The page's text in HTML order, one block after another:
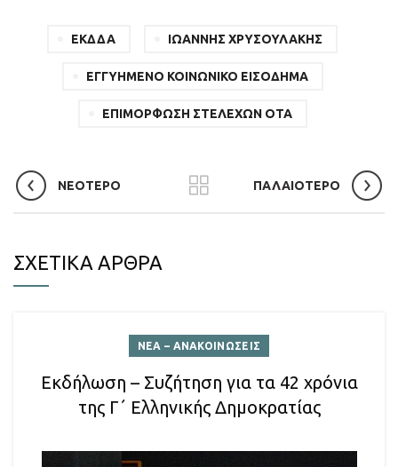
ΕΚΔΔΑ ΙΩΑΝΝΗΣ ΧΡΥΣΟΥΛΑΚΗΣ
ΕΓΓΥΗΜΕΝΟ ΚΟΙΝΩΝΙΚΟ ΕΙΣΟΔΗΜΑ
ΕΠΙΜΟΡΦΩΣΗ ΣΤΕΛΕΧΩΝ ΟΤΑ
ΝΕΟΤΕΡΟ ΠΑΛΑΙΟΤΕΡΟ
ΣΧΕΤΙΚΑ ΑΡΘΡΑ
ΝΕΑ – ΑΝΑΚΟΙΝΩΣΕΙΣ
Εκδήλωση – Συζήτηση για τα 42 χρόνια
της Γ΄ Ελληνικής Δημοκρατίας